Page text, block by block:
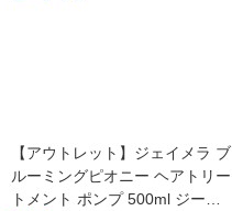
【アウトレット】ジェイメラ ブ
ルーミングピオニー ヘアトリー
トメント ポンプ 500ml ジーピ